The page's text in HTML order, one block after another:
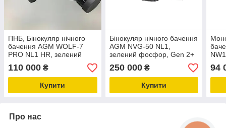
ПНБ, Бінокуляр нічного
бачення AGM WOLF-7
PRO NL1 HR, зелений
фосфор, окуляри нічного
бачення бінокулярні
110 000 ₴
Купити
Бінокуляр нічного бачення
AGM NVG-50 NL1,
зелений фосфор, Gen 2+
250 000₴
Купити
94
Про нас